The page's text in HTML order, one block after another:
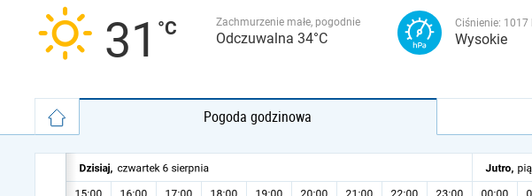
31 Zachmurzenie małe, pogodnie
Odczuwalna 34°C
Ciśnienie: 1017
Wysokie
Pogoda godzinowa